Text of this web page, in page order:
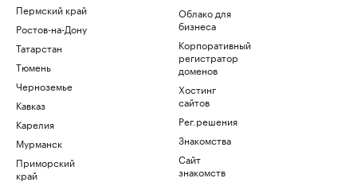
Пермский край
Ростов-на-Дону
Татарстан
Тюмень
Черноземье
Кавказ
Карелия
Мурманск
Приморский
край
Облако для
бизнеса
Корпоративный
регистратор
доменов
Хостинг
сайтов
Рег.решения
Знакомства
Сайт
знакомств